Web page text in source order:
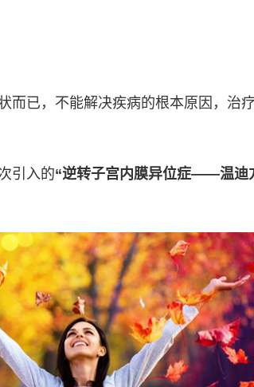
而已，不能解决疾病的根本原因，治
引入的“逆转子宫内膜异位症——温迪